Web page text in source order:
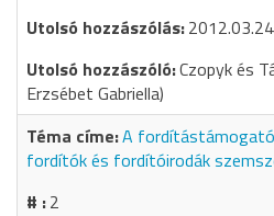
Czopyk és
Erzsébet Gabriella)
A
fordítók és fordítóirodák
2